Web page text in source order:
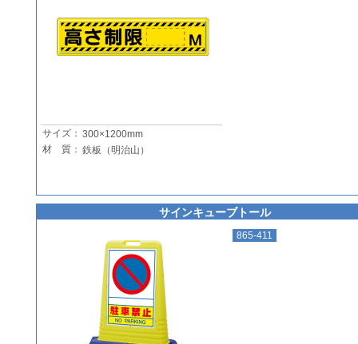
サイズ： 300×1200mm
材 質： 鉄板（明治山）
サインキューブトール
865-411